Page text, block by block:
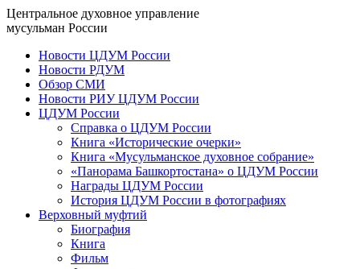
Центральное духовное управление
мусульман России
Новости ЦДУМ России
Новости РДУМ
Обзор СМИ
Новости РИУ ЦДУМ России
ЦДУМ России
Справка о ЦДУМ России
Книга «Исторические очерки»
Книга «Мусульманское духовное собрание»
«Панорама Башкортостана» о ЦДУМ России
Награды ЦДУМ России
История ЦДУМ России в фотографиях
Верховный муфтий
Биография
Книга
Фильм